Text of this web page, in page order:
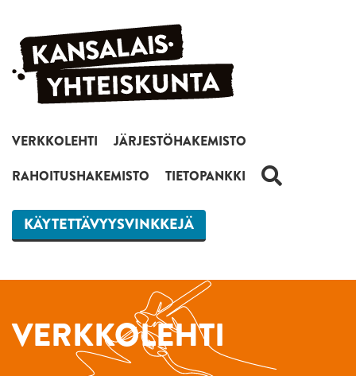
Siirry sisältöön
VERKKOLEHTI
JÄRJESTÖHAKEMISTO
RAHOITUSHAKEMISTO
TIETOPANKKI HAKU
KÄYTETTÄVYYSVINKKEJÄ
VERKKOLEHTI